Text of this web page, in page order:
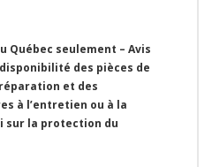
Québec seulement – Avis
des pièces de
et des
à l’entretien ou à la
sur la protection du